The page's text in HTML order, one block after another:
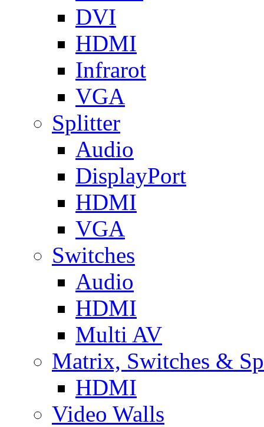
DVI
HDMI
Infrarot
VGA
Splitter
Audio
DisplayPort
HDMI
VGA
Switches
Audio
HDMI
Multi AV
Matrix, Switches &
HDMI
Video Walls